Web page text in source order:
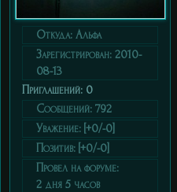
Откуда: Альфа
Зарегистрирован: 2010-
08-13
Приглашений: 0
Сообщений: 792
Уважение: [+0/-0]
Позитив: [+0/-0]
Провел на форуме:
2 дня 5 часов